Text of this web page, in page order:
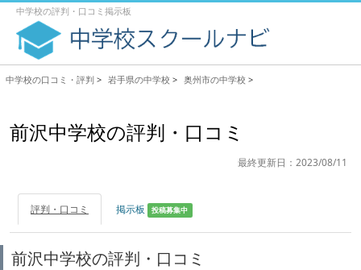
中学校の評判・口コミ掲示板
中学校の口コミ・評判 > 岩手県の中学校 > 奥州市の中学校 >
前沢中学校の評判・口コミ
最終更新日：2023/08/11
評判・口コミ 掲示板 投稿募集中
前沢中学校の評判・口コミ